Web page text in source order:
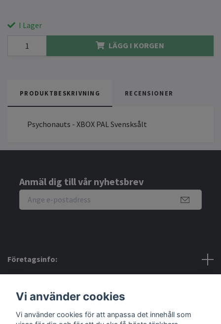
I Lager
LÄGG I KORGEN
PRODUKTBESKRIVNING RECENSIONER
Psychonauts - XBOX PAL Svensksålt
Anmäl dig till vår nyhetsbrev
Företagsinfo:
Sociala medier
Vi använder cookies
Vi använder cookies för att anpassa det innehåll som